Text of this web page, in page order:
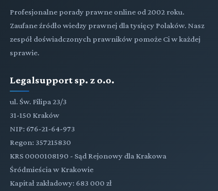
Profesjonalne porady prawne online od 2002 roku.
Zaufane źródło wiedzy prawnej dla tysięcy Polaków. Nasz
zespół doświadczonych prawników pomoże Ci w każdej
sprawie.
Legalsupport sp. z o.o.
ul. Św. Filipa 23/3
31-150 Kraków
NIP: 676-21-64-973
Regon: 357215830
KRS 0000108190 - Sąd Rejonowy dla Krakowa
Śródmieścia w Krakowie
Kapitał zakładowy: 683 000 zł